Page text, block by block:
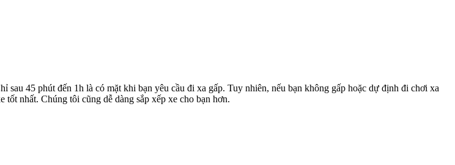
45 phút đến 1h là có mặt khi bạn yêu cầu đi xa gấp. Tuy nhiên, nếu bạn không gấp hoặc dự định đi chơi xa
nhất. Chúng tôi cũng dễ dàng sắp xếp xe cho bạn hơn.